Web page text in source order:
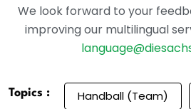
We look forward to your
improving our multilingual
Topics : Handball (Team)